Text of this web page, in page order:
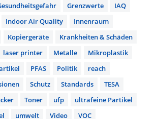
Grenzwerte
IAQ
Indoor Air Quality
Innenraum
Kopiergeräte
Krankheiten & Schäden
laser printer Metalle
Mikroplastik
PFAS Politik
reach
Schutz Standards
TESA
Toner ufp
ultrafeine Partikel
umwelt Video
VOC